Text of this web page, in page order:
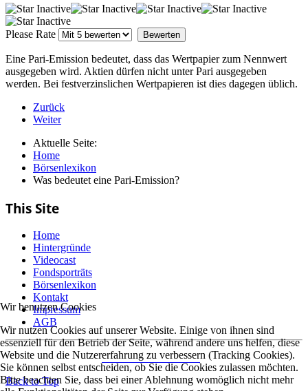
Please Rate
Eine Pari-Emission bedeutet, dass das Wertpapier zum Nennwert
ausgegeben wird. Aktien dürfen nicht unter Pari ausgegeben
werden. Bei festverzinslichen Wertpapieren ist dies dagegen üblich.
Zurück
Weiter
Aktuelle Seite:
Home
Börsenlexikon
Was bedeutet eine Pari-Emission?
This Site
Home
Hintergründe
Videocast
Fondsporträts
Börsenlexikon
Kontakt
Impressum
AGB
Datenschutzerklärung
Back to Top
Wir benutzen Cookies
Wir nutzen Cookies auf unserer Website. Einige von ihnen sind
essenziell für den Betrieb der Seite, während andere uns helfen, diese
Website und die Nutzererfahrung zu verbessern (Tracking Cookies).
Sie können selbst entscheiden, ob Sie die Cookies zulassen möchten.
Bitte beachten Sie, dass bei einer Ablehnung womöglich nicht mehr